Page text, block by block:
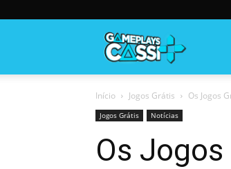
Início Jogos Grátis Os Jogos
Jogos Grátis Notícias
Os